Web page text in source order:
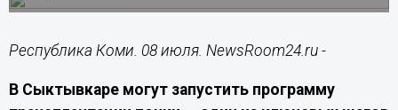
Республика Коми. 08 июля. NewsRoom24.ru -
В Сыктывкаре могут запустить программу